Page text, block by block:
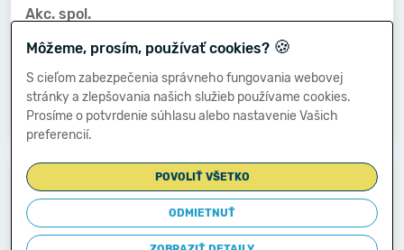
Akc. spol.
Kat. veľkosti:
Druh vlastníctva:
Združ.,p.strany,cirkvi
Dátum vzniku:
05.02.2016
Dátum zániku:
-
Môžeme, prosím, používať cookies? 🍪
S cieľom zabezpečenia správneho fungovania webovej
stránky a zlepšovania našich služieb používame cookies.
Prosíme o potvrdenie súhlasu alebo nastavenie Vašich
preferencií.
POVOLIŤ VŠETKO
ODMIETNUŤ